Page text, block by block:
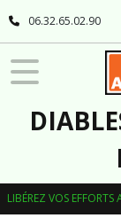
06.32.65.02.90
LIBÉREZ VOS EFFORTS